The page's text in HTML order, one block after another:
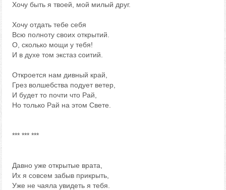
Хочу быть я твоей, мой милый друг.
Хочу отдать тебе себя
Всю полноту своих открытий.
О, сколько мощи у тебя!
И в духе том экстаз соитий.
Откроется нам дивный край,
Грез волшебства подует ветер,
И будет то почти что Рай,
Но только Рай на этом Свете.
*** *** ***
Давно уже открытые врата,
Их я совсем забыв прикрыть,
Уже не чаяла увидеть я тебя.